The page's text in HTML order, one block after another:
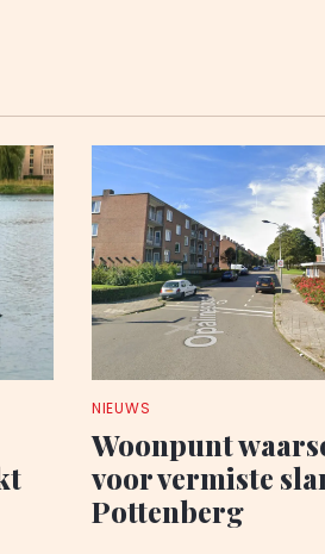
NIEUWS
Woonpunt
voor vermiste
Pottenberg